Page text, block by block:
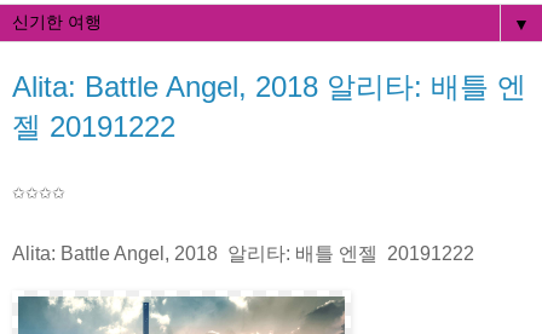
▼
Alita: Battle Angel, 2018 알리타: 배틀 엔
젤 20191222
✩✩✩✩
Alita: Battle Angel, 2018 알리타: 배틀 엔젤 20191222